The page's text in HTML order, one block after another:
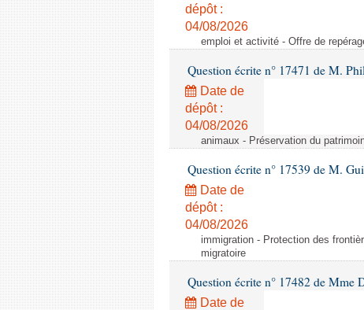
dépôt :
04/08/2026
emploi et activité - Offre de
Question écrite n° 17471 de M.
Date de
dépôt :
04/08/2026
animaux - Préservation du
Question écrite n° 17539 de M.
Date de
dépôt :
04/08/2026
immigration - Protection des
migratoire
Question écrite n° 17482 de Mme
Date de